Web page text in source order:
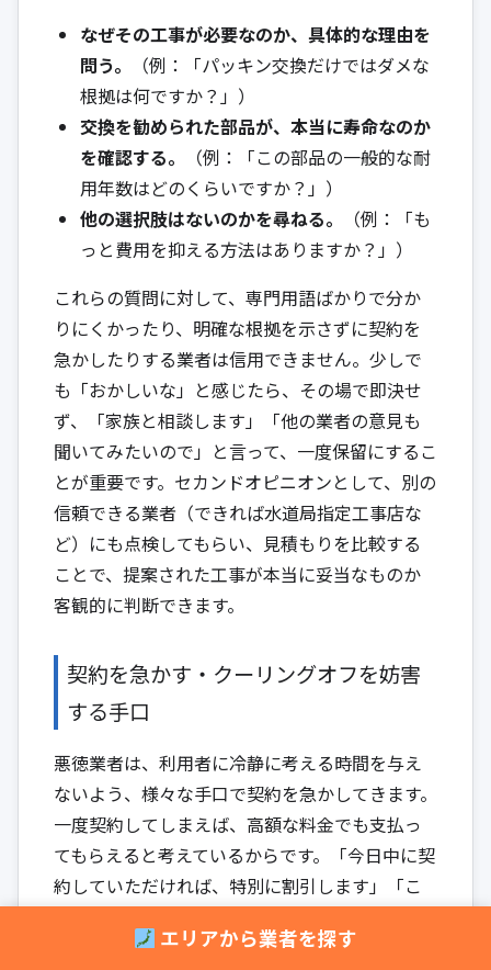
なぜその工事が必要なのか、具体的な理由を
問う。
（例：「パッキン交換だけではダメな
根拠は何ですか？」）
交換を勧められた部品が、本当に寿命なのか
を確認する。
（例：「この部品の一般的な耐
用年数はどのくらいですか？」）
他の選択肢はないのかを尋ねる。
（例：「も
っと費用を抑える方法はありますか？」）
これらの質問に対して、専門用語ばかりで分か
りにくかったり、明確な根拠を示さずに契約を
急かしたりする業者は信用できません。少しで
も「おかしいな」と感じたら、その場で即決せ
ず、「家族と相談します」「他の業者の意見も
聞いてみたいので」と言って、一度保留にするこ
とが重要です。セカンドオピニオンとして、別の
信頼できる業者（できれば水道局指定工事店な
ど）にも点検してもらい、見積もりを比較する
ことで、提案された工事が本当に妥当なものか
客観的に判断できます。
契約を急かす・クーリングオフを妨害
する手口
悪徳業者は、利用者に冷静に考える時間を与え
ないよう、様々な手口で契約を急かしてきます。
一度契約してしまえば、高額な料金でも支払っ
てもらえると考えているからです。「今日中に契
約していただければ、特別に割引します」「こ
と次はいつ入荷するかわかりません」といった
エリアから業者を探す